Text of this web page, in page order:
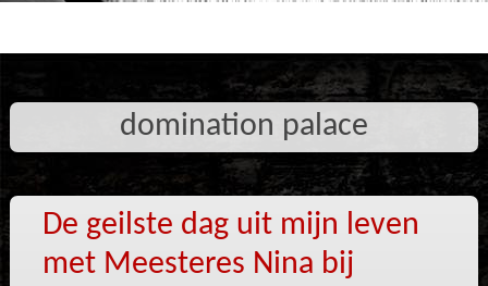
domination palace
De geilste dag uit mijn leven
met Meesteres Nina bij